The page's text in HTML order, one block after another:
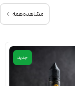
مشاهده همه
جدید